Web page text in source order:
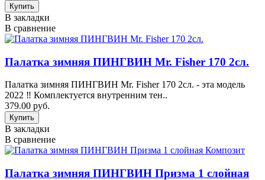
В закладки
В сравнение
Палатка зимняя ПИНГВИН Mr. Fisher 170 2сл.
Палатка зимняя ПИНГВИН Mr. Fisher 170 2сл. - эта модель
2022 ‼️ Комплектуется внутренним тен..
379.00 руб.
В закладки
В сравнение
Палатка зимняя ПИНГВИН Призма 1 слойная